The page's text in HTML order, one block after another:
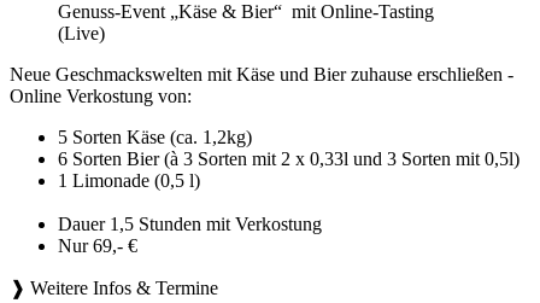
Genuss-Event „Käse & Bier“ mit Online-Tasting
(Live)
Neue Geschmackswelten mit Käse und Bier zuhause erschließen -
Online Verkostung von:
5 Sorten Käse (ca. 1,2kg)
6 Sorten Bier (à 3 Sorten mit 2 x 0,33l und 3 Sorten mit 0,5l)
1 Limonade (0,5 l)
Dauer 1,5 Stunden mit Verkostung
Nur 69,- €
❱ Weitere Infos & Termine